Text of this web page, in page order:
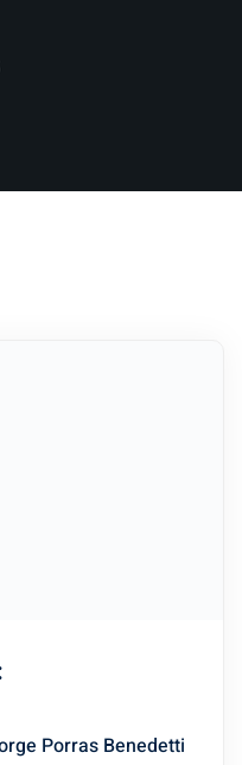
Porras Benedetti